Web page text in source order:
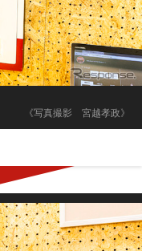
《写真撮影 宮越孝政》